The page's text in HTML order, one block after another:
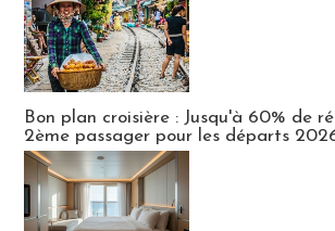
Bon plan croisière : Jusqu'à 60% de
2ème passager pour les départs